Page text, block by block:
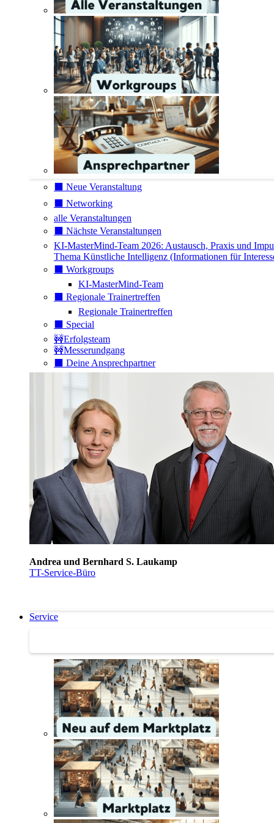
⬛️ Neue Veranstaltung
⬛️ Networking
alle Veranstaltungen
⬛️ Nächste Veranstaltungen
KI-MasterMind-Team 2026: Austausch, Praxis und
Thema Künstliche Intelligenz (Informationen für
⬛️ Workgroups
KI-MasterMind-Team
⬛️ Regionale Trainertreffen
Regionale Trainertreffen
⬛️ Special
🚧Erfolgsteam
🚧Messerundgang
⬛️ Deine Ansprechpartner
Andrea und Bernhard S. Laukamp
TT-Service-Büro
Service